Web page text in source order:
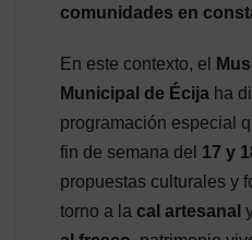
comunidades en
En este contexto, el
Municipal de Écija ha
programación especial
fin de semana del 17 y
propuestas culturales y
torno a la cal artesanal